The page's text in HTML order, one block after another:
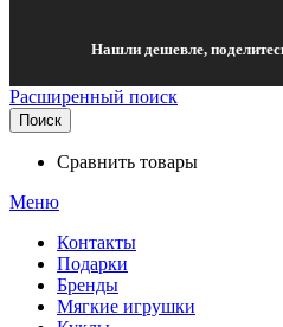
Нашли дешевле,
Расширенный поиск
Поиск
Сравнить товары
Меню
Контакты
Подарки
Бренды
Мягкие игрушки